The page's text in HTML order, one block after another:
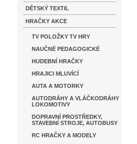
DĚTSKÝ TEXTIL
HRAČKY AKCE
TV POLOŽKY TV HRY
NAUČNÉ PEDAGOGICKÉ
HUDEBNÍ HRAČKY
HRAJICI MLUVÍCÍ
AUTA A MOTORKY
AUTODRÁHY A VLÁČKODRÁHY
LOKOMOTIVY
DOPRAVNÍ PROSTŘEDKY,
STAVEBNÍ STROJE, AUTOBUSY
RC HRAČKY A MODELY